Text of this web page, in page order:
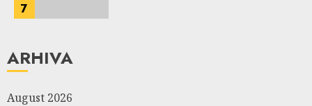
7
ARHIVA
August 2026